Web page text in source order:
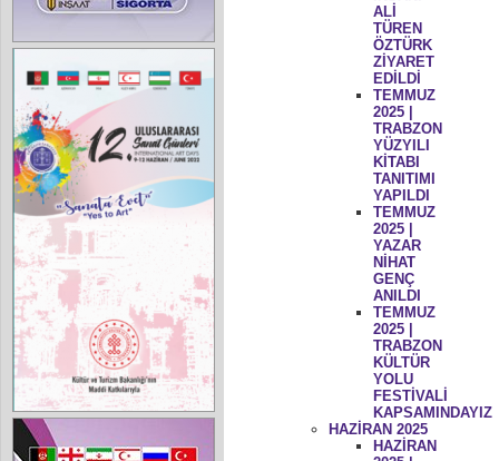
ALİ
TÜREN
ÖZTÜRK
ZİYARET
EDİLDİ
TEMMUZ
2025 |
TRABZON
YÜZYILI
KİTABI
TANITIMI
YAPILDI
TEMMUZ
2025 |
YAZAR
NİHAT
GENÇ
ANILDI
TEMMUZ
2025 |
TRABZON
KÜLTÜR
YOLU
FESTİVALİ
KAPSAMINDAYIZ
HAZİRAN 2025
HAZİRAN